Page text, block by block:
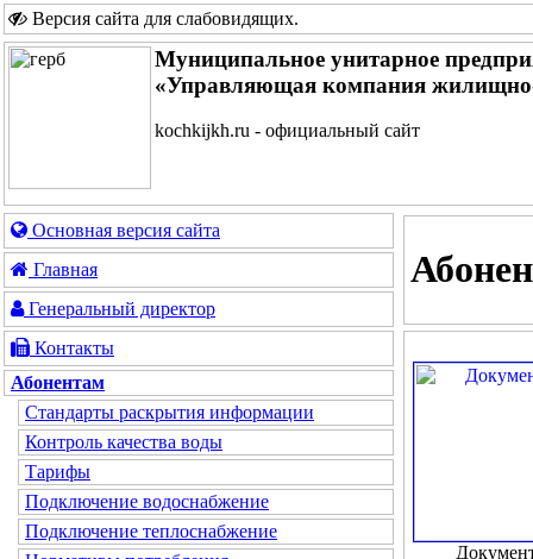
Версия сайта для слабовидящих.
Муниципальное унитарное
«Управляющая компания
kochkijkh.ru - официальный сайт
Основная версия сайта
Главная
Генеральный директор
Контакты
Абонентам
Стандарты раскрытия информации
Контроль качества воды
Тарифы
Подключение водоснабжение
Подключение теплоснабжение